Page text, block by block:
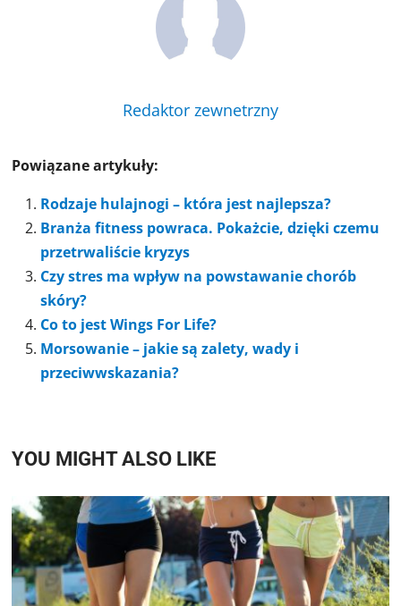
Redaktor zewnetrzny
Powiązane artykuły:
Rodzaje hulajnogi – która jest najlepsza?
Branża fitness powraca. Pokażcie, dzięki czemu
przetrwaliście kryzys
Czy stres ma wpływ na powstawanie chorób
skóry?
Co to jest Wings For Life?
Morsowanie – jakie są zalety, wady i
przeciwwskazania?
YOU MIGHT ALSO LIKE